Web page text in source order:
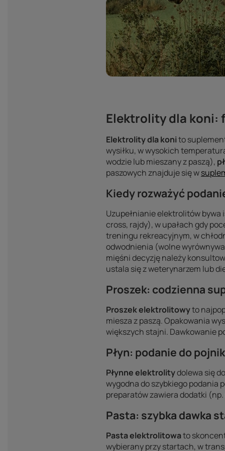
Elektrolity dla koni:
Elektrolity dla konito
wysiłku, w wysokich
wodzie lub mieszany z paszą),
paszowych znajduje się w
Kiedy rozważyć
Uzupełnianie elektrolitów
cross, rajdy), w upałach gdy
treningu rekreacyjnym, w
odwodnienia (wolne
mięśni decyzję należy
ustala się z weterynarzem lub
Proszek: codzienna
Proszek elektrolitowyto
miesza z paszą. Opakowania
większych stajni. Dawkowanie
Płyn: podanie do
Płynne elektrolitydolewa się
wygodna do szybkiego podania
preparatów zawiera dodatki
Pasta: szybka dawka
Pasta elektrolitowato
wybierany przy startach, w